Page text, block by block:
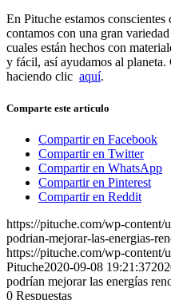
En Pituche estamos
contamos con una gran
cuales están hechos con
y fácil, así ayudamos al
haciendo clic aquí.
Comparte este artículo
Compartir en Facebook
Compartir en Twitter
Compartir en WhatsApp
Compartir en Pinterest
Compartir en Reddit
https://pituche.com/wp-content/
podrian-mejorar-las-energias-
https://pituche.com/wp-content/
Pituche2020-09-08 19:21:37
podrían mejorar las energías
0 Respuestas